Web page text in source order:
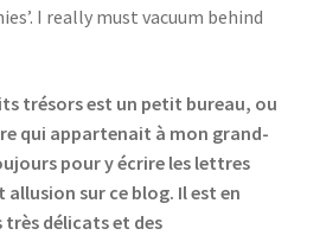
I really must vacuum behind
trésors est un petit bureau, ou
qui appartenait à mon grand-
pour y écrire les lettres
allusion sur ce blog. Il est en
très délicats et des